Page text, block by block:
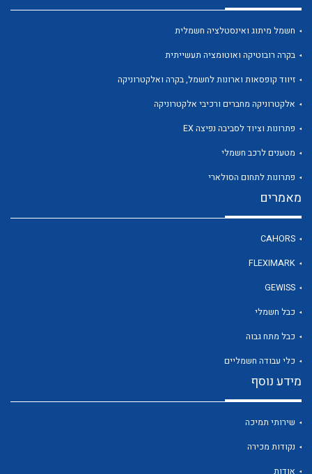
לכל מוצרי היצרן
חשמל מיתוג ואינסטלציה חשמלית
בקרה רובוטיקה ואוטומציה תעשייתית
זיווד קופסאות וארונות לחשמל, בקרה ואלקטרוניקה
אלקטרוניקה מחברים ורכיבי אלקטרוניקה
פתרונות וציוד לסביבה נפיצה EX
מטענים לרכב חשמלי
פתרונות לתחום הסולארי
מאמרים
CAHORS
FLEXIMARK
GEWISS
כבל חשמלי
כבל מתח גבוה
כלי עבודה חשמליים
מידע נוסף
שירותי תמיכה
נקודות מכירה
אודות